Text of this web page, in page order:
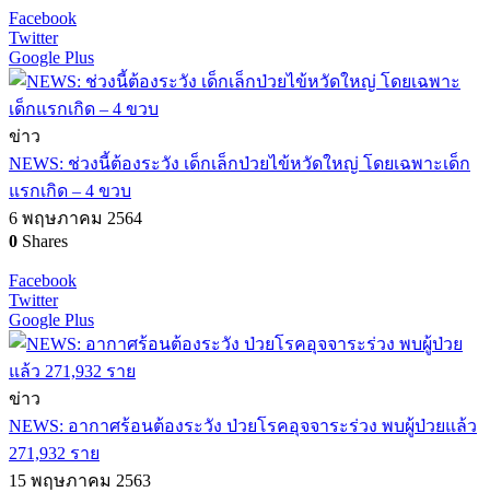
Facebook
Twitter
Google Plus
ข่าว
NEWS: ช่วงนี้ต้องระวัง เด็กเล็กป่วยไข้หวัดใหญ่ โดยเฉพาะเด็ก
แรกเกิด – 4 ขวบ
6 พฤษภาคม 2564
0 Shares
Facebook
Twitter
Google Plus
ข่าว
NEWS: อากาศร้อนต้องระวัง ป่วยโรคอุจจาระร่วง พบผู้ป่วยแล้ว
271,932 ราย
15 พฤษภาคม 2563